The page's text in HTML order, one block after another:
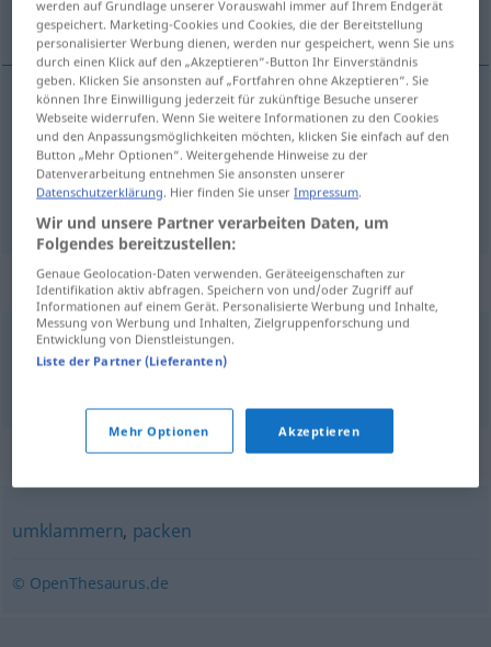
stisnuti pesnicu
Beispiele
die Faustballen
stisnutipesnicu
Beispielsätze für "ballen"
die Faustballen
Synonyme für "ballen"
umklammern, packen
© OpenThesaurus.de
werden auf Grundlage unserer Vorauswahl immer auf Ihrem Endgerät
gespeichert. Marketing-Cookies und Cookies, die der Bereitstellung
personalisierter Werbung dienen, werden nur gespeichert, wenn Sie uns
durch einen Klick auf den „Akzeptieren“-Button Ihr Einverständnis
geben. Klicken Sie ansonsten auf „Fortfahren ohne Akzeptieren“. Sie
können Ihre Einwilligung jederzeit für zukünftige Besuche unserer
Webseite widerrufen. Wenn Sie weitere Informationen zu den Cookies
und den Anpassungsmöglichkeiten möchten, klicken Sie einfach auf den
Button „Mehr Optionen“. Weitergehende Hinweise zu der
Datenverarbeitung entnehmen Sie ansonsten unserer
Datenschutzerklärung . Hier finden Sie unserImpressum
Wir und unsere Partner verarbeiten Daten, um
Folgendes bereitzustellen:
Genaue Geolocation-Daten verwenden. Geräteeigenschaften zur
Identifikation aktiv abfragen. Speichern von und/oder Zugriff auf
Informationen auf einem Gerät. Personalisierte Werbung und Inhalte,
Messung von Werbung und Inhalten, Zielgruppenforschung und
Entwicklung von Dienstleistungen.
Liste der Partner (Lieferanten)
Mehr Optionen Akzeptieren